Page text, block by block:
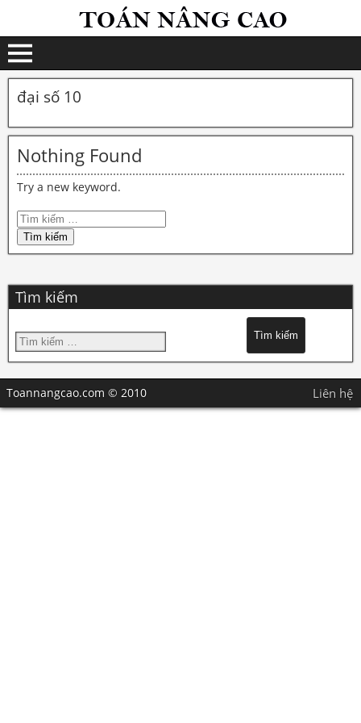
đại số 10
Nothing Found
Try a new keyword.
Tìm kiếm
Toannangcao.com © 2010 Liên hệ